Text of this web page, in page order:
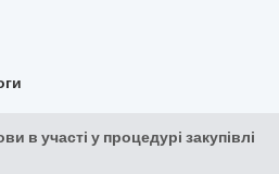
в участі у процедурі закупівлі